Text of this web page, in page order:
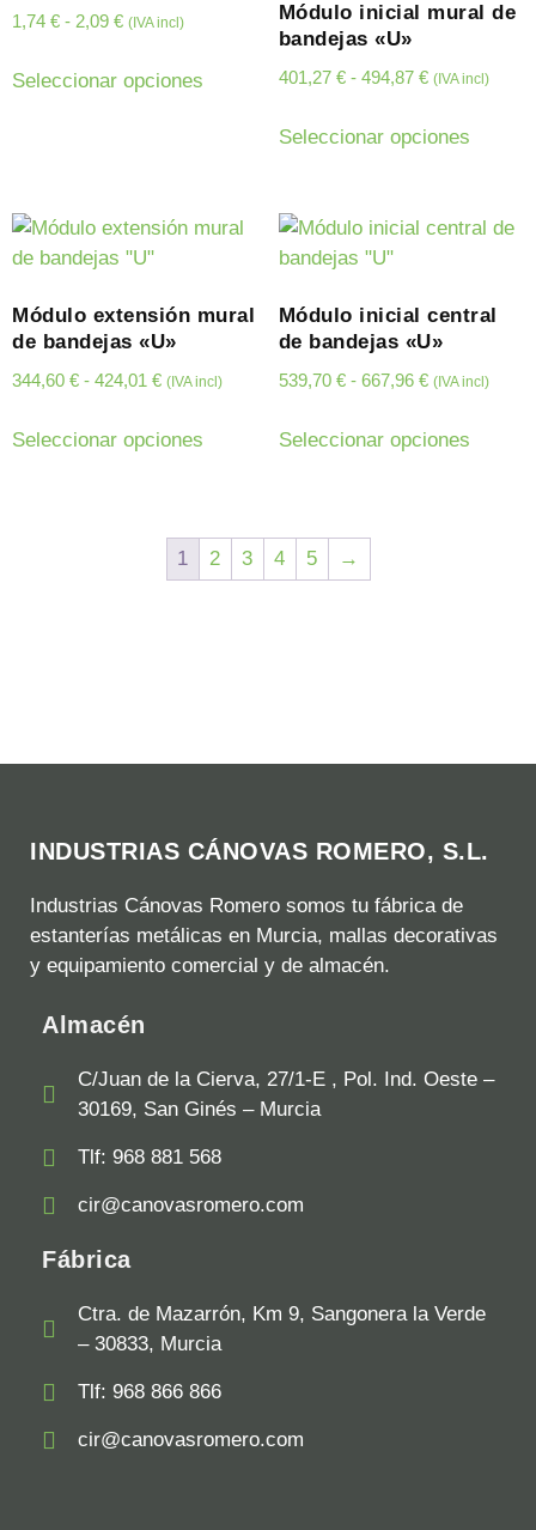
1,74 € - 2,09 € (IVA incl)
Seleccionar opciones
Módulo inicial mural de
bandejas «U»
401,27 € - 494,87 € (IVA incl)
Seleccionar opciones
Módulo extensión mural
de bandejas «U»
344,60 € - 424,01 € (IVA incl)
Seleccionar opciones
Módulo inicial central
de bandejas «U»
539,70 € - 667,96 € (IVA incl)
Seleccionar opciones
1 2 3 4 5 →
INDUSTRIAS CÁNOVAS ROMERO, S.L.
Industrias Cánovas Romero somos tu fábrica de
estanterías metálicas en Murcia, mallas decorativas
y equipamiento comercial y de almacén.
Almacén
C/Juan de la Cierva, 27/1-E , Pol. Ind. Oeste –
30169, San Ginés – Murcia
Tlf: 968 881 568
cir@canovasromero.com
Fábrica
Ctra. de Mazarrón, Km 9, Sangonera la Verde
– 30833, Murcia
Tlf: 968 866 866
cir@canovasromero.com